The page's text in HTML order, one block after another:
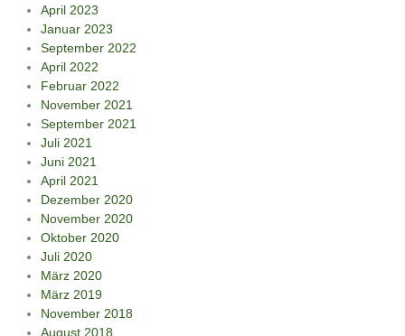
April 2023
Januar 2023
September 2022
April 2022
Februar 2022
November 2021
September 2021
Juli 2021
Juni 2021
April 2021
Dezember 2020
November 2020
Oktober 2020
Juli 2020
März 2020
März 2019
November 2018
August 2018